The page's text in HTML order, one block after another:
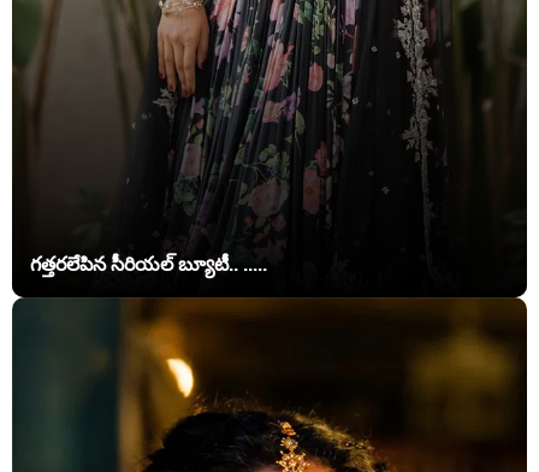
గత్తరలేపిన సీరియల్ బ్యూటీ.. .....